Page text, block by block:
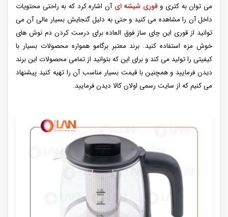
می توان به کتری وقوری شیشه ای آن اشاره کرد که به راحتی محتویات
داخل آن را مشاهده می کنید و حتی به دلیل گنجایش بسیار عالی آن می
توانید از قوری این چای ساز فوق العاده برای درست کردن دم نوش های
خوش مزه استفاده کنید. برند معتبر برگامو همواره محصولات بسیار با
کیفیتی را تولید می کند و برای این که بتوانید از تمامی محصولات این برند
دیدن فرمایید و همچنین با قیمت بسیار مناسب آن را تهیه کنید پیشنهاد
می کنیم که از سایت رسمی اولان کالا دیدن فرمایید.